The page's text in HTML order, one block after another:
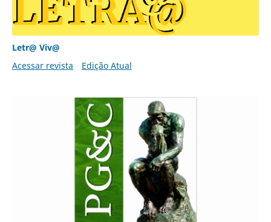
Letr@ Viv@
Acessar revista
Edição Atual